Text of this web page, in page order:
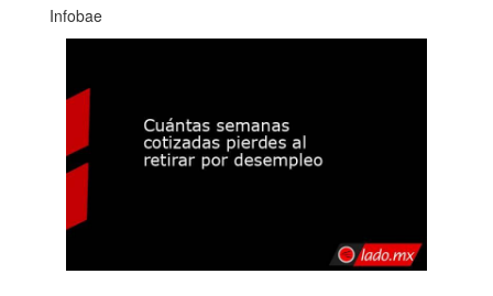
Infobae